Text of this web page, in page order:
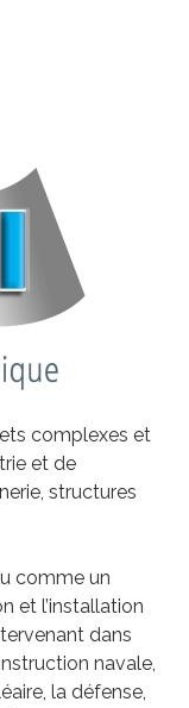
complexes et
et de
structures
comme un
et l’installation
dans
navale,
la défense,